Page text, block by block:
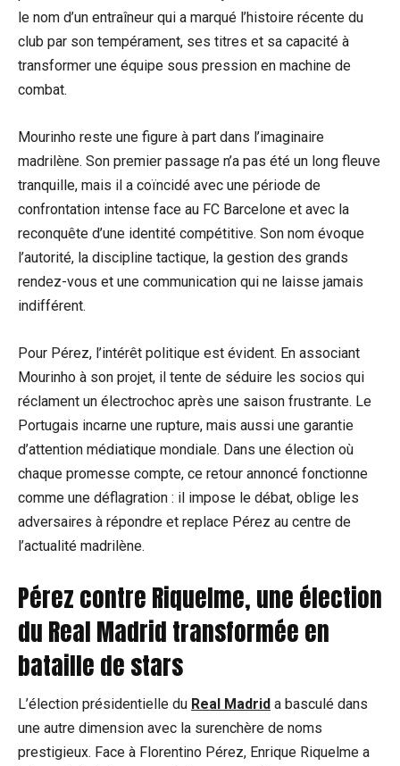
le nom d’un entraîneur qui a marqué l’histoire récente du
club par son tempérament, ses titres et sa capacité à
transformer une équipe sous pression en machine de
combat.
Mourinho reste une figure à part dans l’imaginaire
madrilène. Son premier passage n’a pas été un long fleuve
tranquille, mais il a coïncidé avec une période de
confrontation intense face au FC Barcelone et avec la
reconquête d’une identité compétitive. Son nom évoque
l’autorité, la discipline tactique, la gestion des grands
rendez-vous et une communication qui ne laisse jamais
indifférent.
Pour Pérez, l’intérêt politique est évident. En associant
Mourinho à son projet, il tente de séduire les socios qui
réclament un électrochoc après une saison frustrante. Le
Portugais incarne une rupture, mais aussi une garantie
d’attention médiatique mondiale. Dans une élection où
chaque promesse compte, ce retour annoncé fonctionne
comme une déflagration : il impose le débat, oblige les
adversaires à répondre et replace Pérez au centre de
l’actualité madrilène.
Pérez contre Riquelme, une élection
du Real Madrid transformée en
bataille de stars
L’élection présidentielle du Real Madrid a basculé dans
une autre dimension avec la surenchère de noms
prestigieux. Face à Florentino Pérez, Enrique Riquelme a